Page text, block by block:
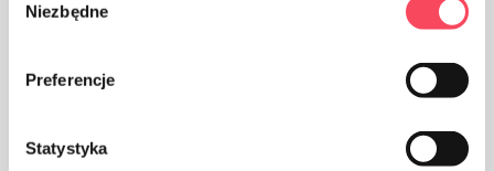
zgody
Niezbędne
Preferencje
Statystyka
Embalagens feitas de polipropileno, o PP é considerado